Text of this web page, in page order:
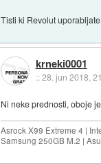
Tisti ki Revolut
krneki0001
::28. jun 2018,
Ni neke prednosti, oboje
Asrock X99 Extreme 4 |
Samsung 250GB M.2 |